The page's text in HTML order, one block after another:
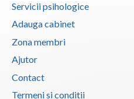
Servicii psihologice
Adauga cabinet
Zona membri
Ajutor
Contact
Termeni si conditii